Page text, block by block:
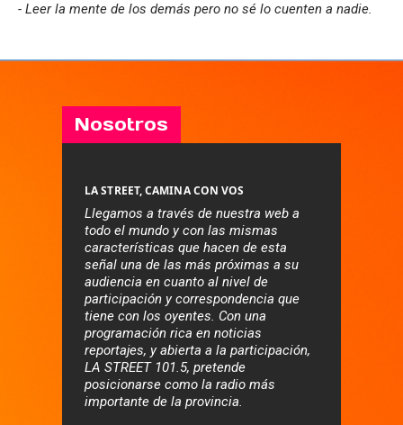
- Leer la mente de los demás pero no sé lo cuenten a nadie.
Nosotros
LA STREET, CAMINA CON VOS
Llegamos a través de nuestra web a
todo el mundo y con las mismas
características que hacen de esta
señal una de las más próximas a su
audiencia en cuanto al nivel de
participación y correspondencia que
tiene con los oyentes. Con una
programación rica en noticias
reportajes, y abierta a la participación,
LA STREET 101.5, pretende
posicionarse como la radio más
importante de la provincia.